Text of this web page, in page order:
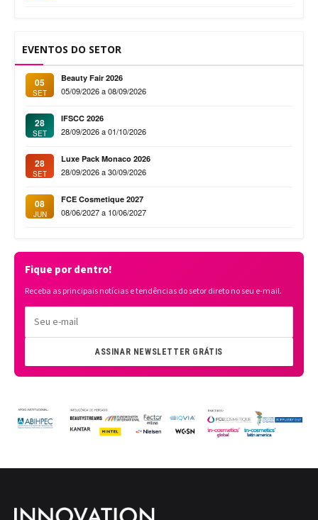
EVENTOS DO SETOR
05
SET
Beauty Fair 2026
05/09/2026 a 08/09/2026
28
SET
IFSCC 2026
28/09/2026 a 01/10/2026
28
SET
Luxe Pack Monaco 2026
28/09/2026 a 30/09/2026
08
JUN
FCE Cosmetique 2027
08/06/2027 a 10/06/2027
Fique por dentro!
Receba as principais notícias e tendências do setor direto no seu e-mail.
ASSINAR NEWSLETTER GRÁTIS